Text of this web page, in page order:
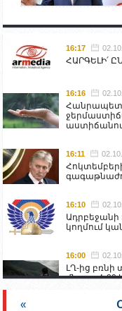
16:17
ՀԱՐԳԵԼԻ՛
16:16
16:11
16:10
կողմում
16:00
ԼՂ-ից
մնացած 20
«